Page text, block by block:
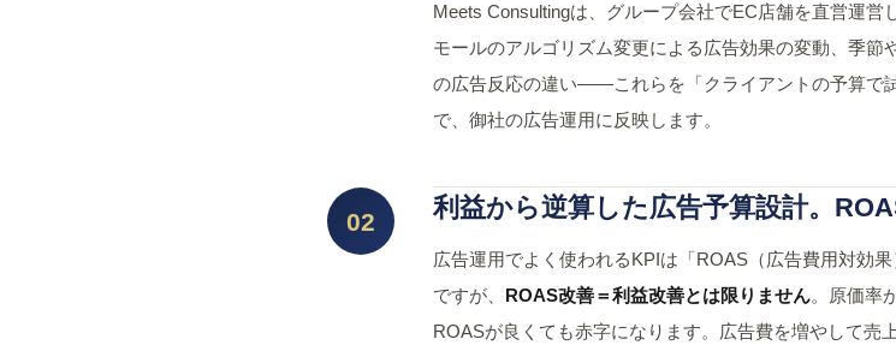
Meets Consultingは、グループ会社でEC店舗を直営運営し
モールのアルゴリズム変更による広告効果の変動、季節
の広告反応の違い——これらを「クライアントの予算で
で、御社の広告運用に反映します。
02 利益から逆算した広告予算設計。
広告運用でよく使われるKPIは「ROAS（広告費用対効
ですが、
ROAS改善＝利益改善とは限りません。原価率
ROASが良くても赤字になります。広告費を増やして売